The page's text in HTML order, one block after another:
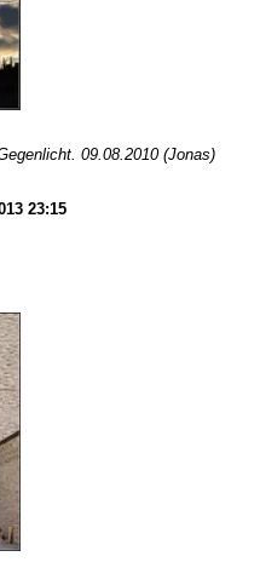
09.08.2010 (Jonas)
23:15